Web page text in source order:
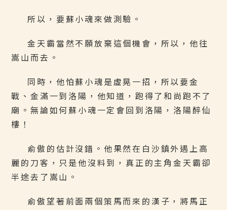
所以，要蘇小魂來做測驗。
金天霸當然不願放棄這個機會，所以，他往
嵩山而去。
同時，他怕蘇小魂是虛晃一招，所以要金
戰、金滿一到洛陽，他知道，跑得了和尚跑不了
廟。無論如何蘇小魂一定會回到洛陽，洛陽醉仙
樓！
俞傲的估計沒錯。他果然在白沙鎮外遇上高
麗的刀客，只是他沒料到，真正的主角金天霸卻
半途去了嵩山。
俞傲望著前面兩個策馬而來的漢子，將馬正